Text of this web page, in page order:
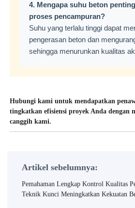
4. Mengapa suhu beton
proses pencampuran?
Suhu yang terlalu tinggi dapat
pengerasan beton dan
sehingga menurunkan kualitas
Hubungi kami untuk mendapatkan
tingkatkan efisiensi proyek Anda dengan
canggih kami.
Artikel sebelumnya:
Pemahaman Lengkap Kontrol Kualitas
Teknik Kunci Meningkatkan Kekuatan